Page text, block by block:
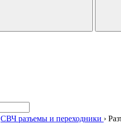
СВЧ разъемы и переходники ›